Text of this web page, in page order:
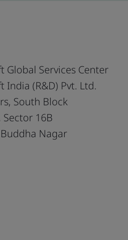
Global Services Center
India (R&D) Pvt. Ltd.
South Block
Sector 16B
Nagar